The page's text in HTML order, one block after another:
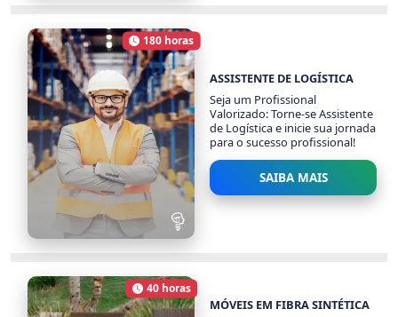
SABONETES ARTESANAIS
1029 alunos
ASSISTENTE DE
LOGÍSTICA
1143 alunos
180 horas
Carga Horária
ASSISTENTE DE LOGÍSTICA
Seja um Profissional
Valorizado: Torne-se Assistente
de Logística e inicie sua jornada
para o sucesso profissional!
SAIBA MAIS
40 horas
Carga Horária
MÓVEIS EM FIBRA SINTÉTICA